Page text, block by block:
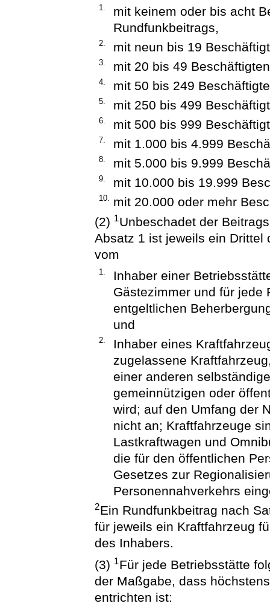
1.
mit keinem oder bis acht
Rundfunkbeitrags,
2. mit neun bis 19
3. mit 20 bis 49
4. mit 50 bis 249
5. mit 250 bis 499
6. mit 500 bis 999
7. mit 1.000 bis 4.999
8. mit 5.000 bis 9.999
9. mit 10.000 bis 19.999
10. mit 20.000 oder mehr
(2) 1Unbeschadet der
Absatz 1 ist jeweils ein Drittel
vom
1.
Inhaber einer
Gästezimmer und für jede
entgeltlichen
und
2.
Inhaber eines
zugelassene
einer anderen
gemeinnützigen oder
wird; auf den Umfang der
nicht an; Kraftfahrzeuge
Lastkraftwagen und
die für den öffentlichen
Gesetzes zur
Personennahverkehrs
2Ein Rundfunkbeitrag nach
für jeweils ein Kraftfahrzeug
des Inhabers.
(3) 1Für jede Betriebsstätte
der Maßgabe, dass
entrichten ist: